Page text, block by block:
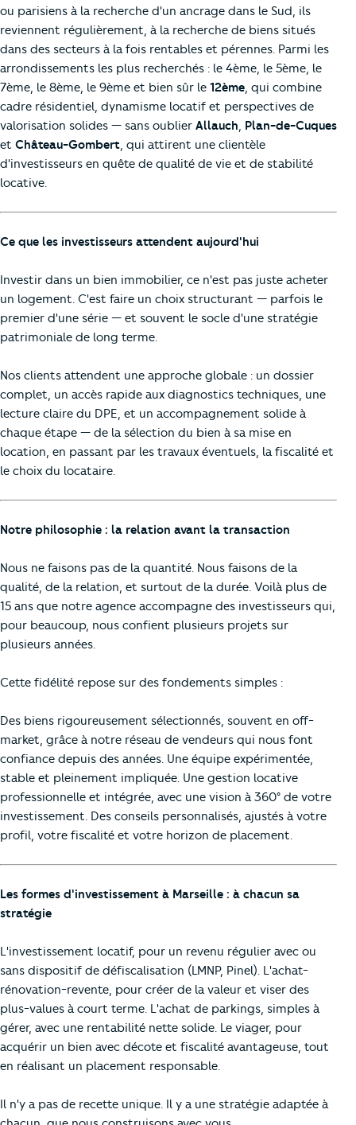
ou parisiens à la recherche d'un ancrage dans le Sud, ils
reviennent régulièrement, à la recherche de biens situés
dans des secteurs à la fois rentables et pérennes. Parmi les
arrondissements les plus recherchés : le 4ème, le 5ème, le
7ème, le 8ème, le 9ème et bien sûr le 12ème, qui combine
cadre résidentiel, dynamisme locatif et perspectives de
valorisation solides — sans oublier Allauch, Plan-de-Cuques
et Château-Gombert, qui attirent une clientèle
d'investisseurs en quête de qualité de vie et de stabilité
locative.
Ce que les investisseurs attendent aujourd'hui
Investir dans un bien immobilier, ce n'est pas juste acheter
un logement. C'est faire un choix structurant — parfois le
premier d'une série — et souvent le socle d'une stratégie
patrimoniale de long terme.
Nos clients attendent une approche globale : un dossier
complet, un accès rapide aux diagnostics techniques, une
lecture claire du DPE, et un accompagnement solide à
chaque étape — de la sélection du bien à sa mise en
location, en passant par les travaux éventuels, la fiscalité et
le choix du locataire.
Notre philosophie : la relation avant la transaction
Nous ne faisons pas de la quantité. Nous faisons de la
qualité, de la relation, et surtout de la durée. Voilà plus de
15 ans que notre agence accompagne des investisseurs qui,
pour beaucoup, nous confient plusieurs projets sur
plusieurs années.
Cette fidélité repose sur des fondements simples :
Des biens rigoureusement sélectionnés, souvent en off-
market, grâce à notre réseau de vendeurs qui nous font
confiance depuis des années. Une équipe expérimentée,
stable et pleinement impliquée. Une gestion locative
professionnelle et intégrée, avec une vision à 360° de votre
investissement. Des conseils personnalisés, ajustés à votre
profil, votre fiscalité et votre horizon de placement.
Les formes d'investissement à Marseille : à chacun sa
stratégie
L'investissement locatif, pour un revenu régulier avec ou
sans dispositif de défiscalisation (LMNP, Pinel). L'achat-
rénovation-revente, pour créer de la valeur et viser des
plus-values à court terme. L'achat de parkings, simples à
gérer, avec une rentabilité nette solide. Le viager, pour
acquérir un bien avec décote et fiscalité avantageuse, tout
en réalisant un placement responsable.
Il n'y a pas de recette unique. Il y a une stratégie adaptée à